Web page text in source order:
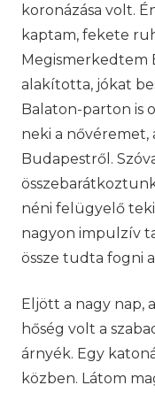
koronázása volt.
kaptam, fekete
Megismerkedtem
alakította, jókat
Balaton-parton is
neki a
Budapestről.
néni felügyelő
nagyon impulzív
össze tudta fogni
Eljött a nagy nap,
hőség volt a
árnyék. Egy
közben. Látom